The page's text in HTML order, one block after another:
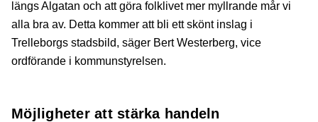
längs Algatan och att göra folklivet mer myllrande mår vi
alla bra av. Detta kommer att bli ett skönt inslag i
Trelleborgs stadsbild, säger Bert Westerberg, vice
ordförande i kommunstyrelsen.
Möjligheter att stärka handeln